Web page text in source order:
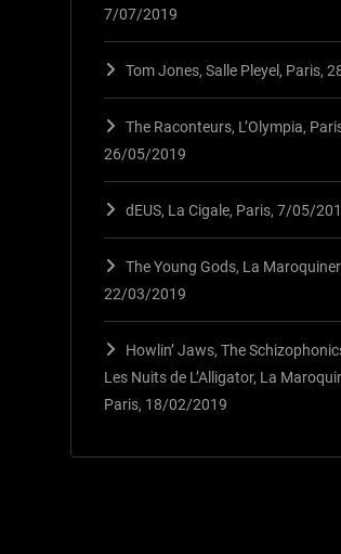
7/07/2019
Tom Jones, Salle Pleyel, Paris,
The Raconteurs, L’Olympia,
26/05/2019
dEUS, La Cigale, Paris, 7/05/
The Young Gods, La
22/03/2019
Howlin’ Jaws, The
Les Nuits de L’Alligator, La
Paris, 18/02/2019